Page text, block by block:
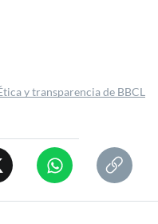
y transparencia de BBCL